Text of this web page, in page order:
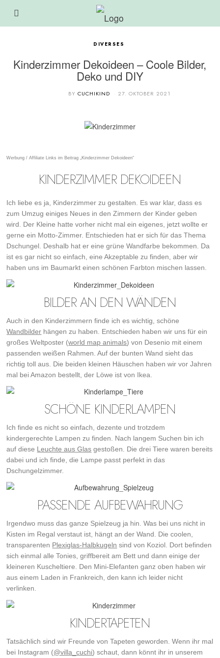
DIVERSES
Kinderzimmer Dekoideen – Coole Bilder,
Deko und DIY
BY CUCHIKIND 27. OKTOBER 2021
Werbung / Affiliate Links im Beitrag „Kinderzimmer Dekoideen“
KINDERZIMMER DEKOIDEEN
Ich liebe es ja, Kinderzimmer zu gestalten. Es war klar, dass es
zum Umzug einiges Neues in den Zimmern der Kinder geben
wird. Der Kleine hatte vorher nicht mal ein eigenes, jetzt wollte er
gerne ein Motto-Zimmer. Entschieden hat er sich für das Thema
Dschungel. Deshalb hat er eine grüne Wandfarbe bekommen. Da
ist es gar nicht so einfach, eine Akzeptable zu finden, aber wir
haben uns im Baumarkt einen schönen Farbton mischen lassen.
BILDER AN DEN WÄNDEN
Auch in den Kinderzimmern finde ich es wichtig, schöne
Wandbilder hängen zu haben. Entschieden haben wir uns für ein
großes Weltposter (world map animals) von Desenio mit einem
passenden weißen Rahmen. Auf der bunten Wand sieht das
richtig toll aus. Die beiden kleinen Häuschen haben wir vor Jahren
mal bei Amazon bestellt, der Löwe ist von Ikea.
SCHÖNE KINDERLAMPEN
Ich finde es nicht so einfach, dezente und trotzdem
kindergerechte Lampen zu finden. Nach langem Suchen bin ich
auf diese Leuchte aus Glas gestoßen. Die drei Tiere waren bereits
dabei und ich finde, die Lampe passt perfekt in das
Dschungelzimmer.
PASSENDE AUFBEWAHRUNG
Irgendwo muss das ganze Spielzeug ja hin. Was bei uns nicht in
Kisten im Regal verstaut ist, hängt an der Wand. Die coolen,
transparenten Plexiglas-Halbkugeln sind von Koziol. Dort befinden
sich einmal alle Tonies, griffbereit am Bett und dann einige der
kleineren Kuscheltiere. Den Mini-Elefanten ganz oben haben wir
aus einem Laden in Frankreich, den kann ich leider nicht
verlinken.
KINDERTAPETEN
Tatsächlich sind wir Freunde von Tapeten geworden. Wenn ihr mal
bei Instagram (@villa_cuchi) schaut, dann könnt ihr in unserem